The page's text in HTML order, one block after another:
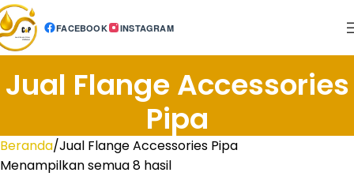
FACEBOOK INSTAGRAM
Jual Flange Accessories
Pipa
Beranda Jual Flange Accessories Pipa
Menampilkan semua 8 hasil